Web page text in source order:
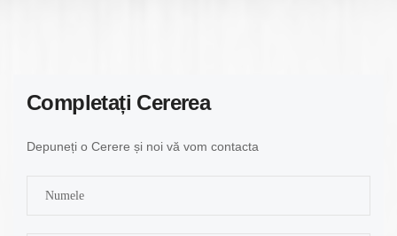
Completați Сererea
Depuneți o Cerere și noi vă vom contacta